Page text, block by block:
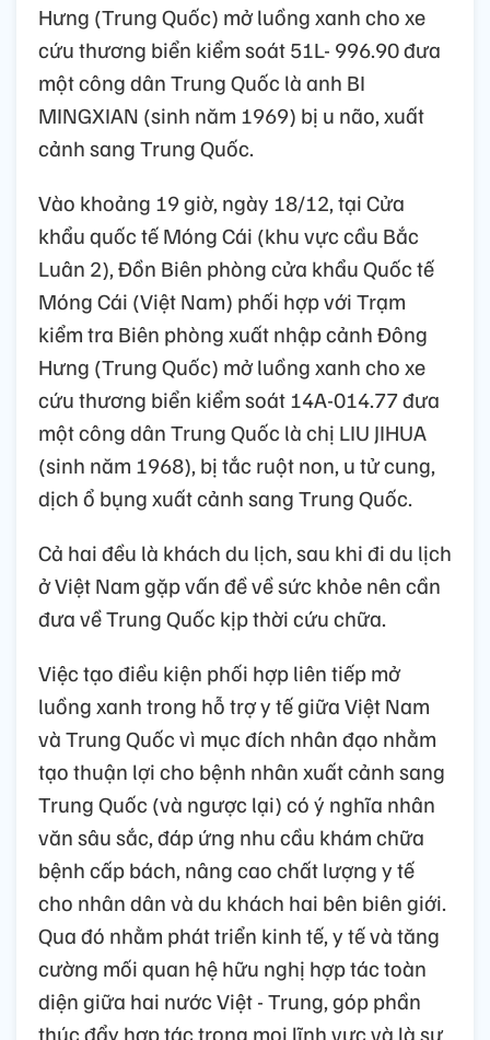
Hưng (Trung Quốc) mở luồng xanh cho xe
cứu thương biển kiểm soát 51L- 996.90 đưa
một công dân Trung Quốc là anh BI
MINGXIAN (sinh năm 1969) bị u não, xuất
cảnh sang Trung Quốc.
Vào khoảng 19 giờ, ngày 18/12, tại Cửa
khẩu quốc tế Móng Cái (khu vực cầu Bắc
Luân 2), Đồn Biên phòng cửa khẩu Quốc tế
Móng Cái (Việt Nam) phối hợp với Trạm
kiểm tra Biên phòng xuất nhập cảnh Đông
Hưng (Trung Quốc) mở luồng xanh cho xe
cứu thương biển kiểm soát 14A-014.77 đưa
một công dân Trung Quốc là chị LIU JIHUA
(sinh năm 1968), bị tắc ruột non, u tử cung,
dịch ổ bụng xuất cảnh sang Trung Quốc.
Cả hai đều là khách du lịch, sau khi đi du lịch
ở Việt Nam gặp vấn đề về sức khỏe nên cần
đưa về Trung Quốc kịp thời cứu chữa.
Việc tạo điều kiện phối hợp liên tiếp mở
luồng xanh trong hỗ trợ y tế giữa Việt Nam
và Trung Quốc vì mục đích nhân đạo nhằm
tạo thuận lợi cho bệnh nhân xuất cảnh sang
Trung Quốc (và ngược lại) có ý nghĩa nhân
văn sâu sắc, đáp ứng nhu cầu khám chữa
bệnh cấp bách, nâng cao chất lượng y tế
cho nhân dân và du khách hai bên biên giới.
Qua đó nhằm phát triển kinh tế, y tế và tăng
cường mối quan hệ hữu nghị hợp tác toàn
diện giữa hai nước Việt - Trung, góp phần
thúc đẩy hợp tác trong mọi lĩnh vực và là sự